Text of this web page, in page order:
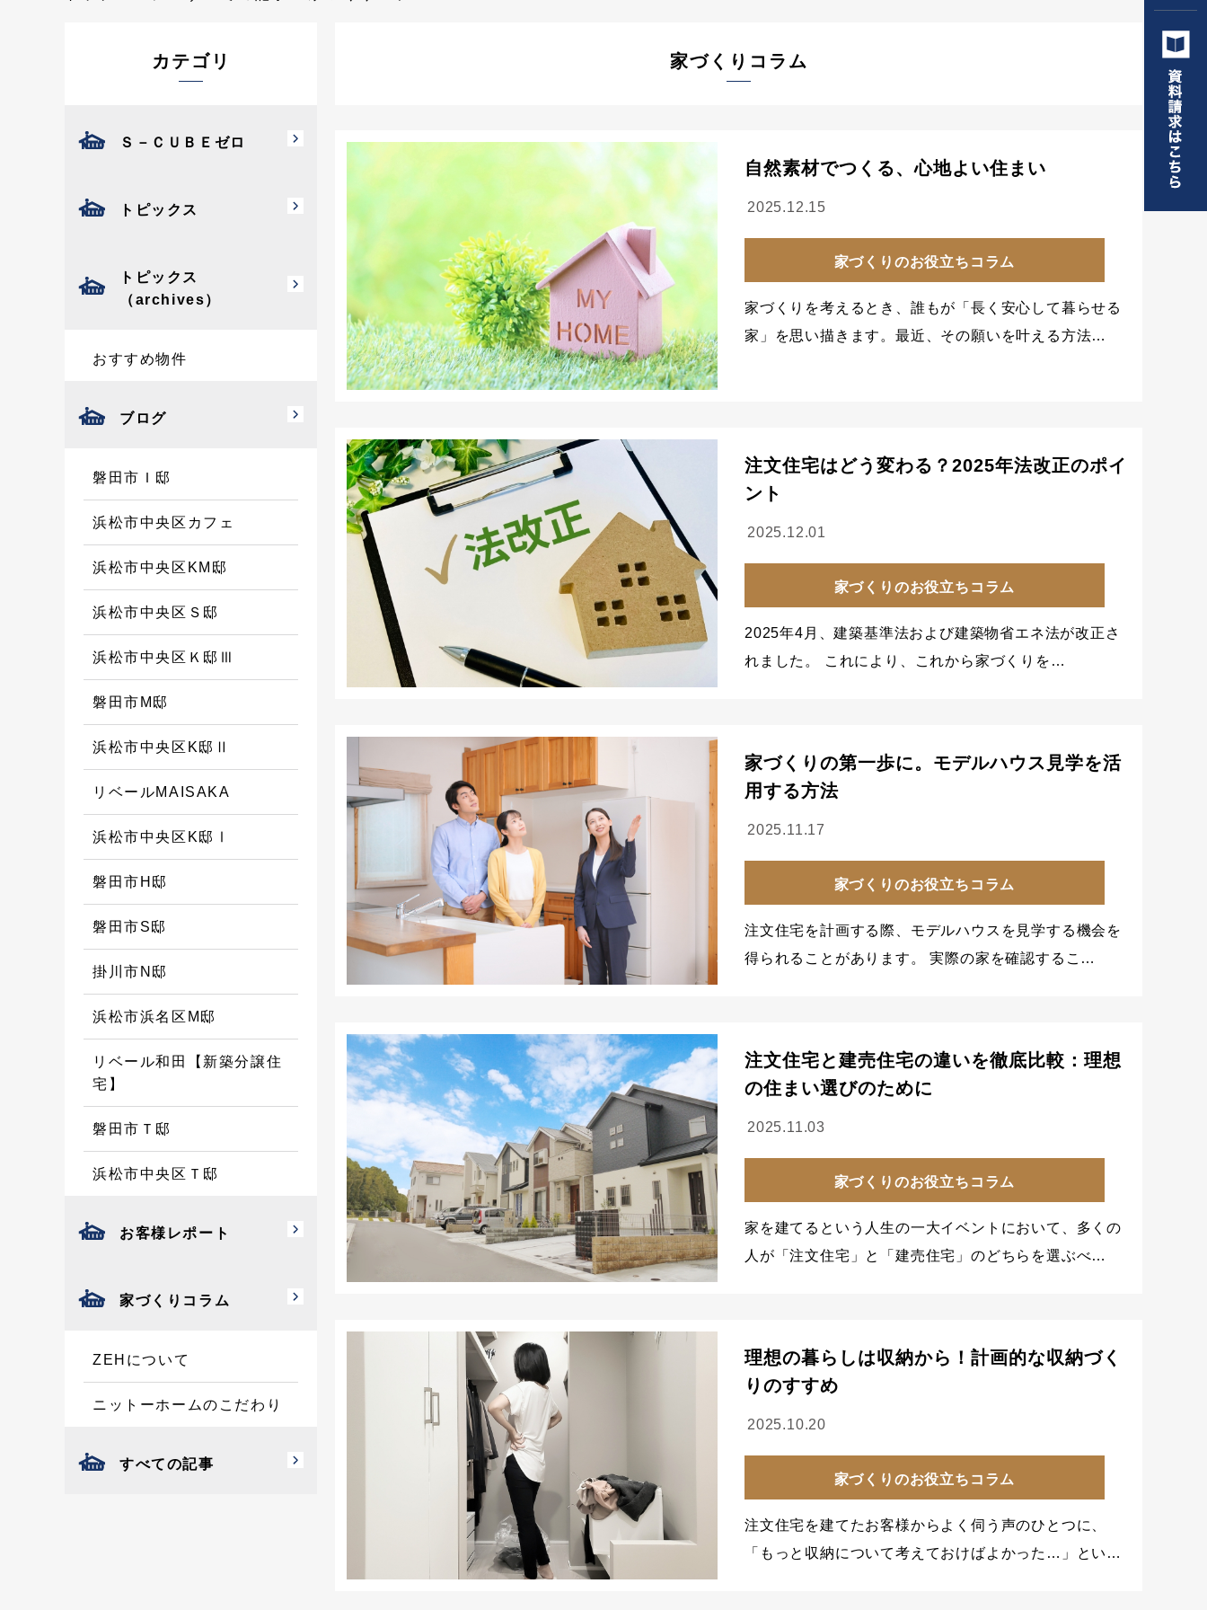
カテゴリ
Ｓ－ＣＵＢＥゼロ
トピックス
トピックス
（archives）
おすすめ物件
ブログ
磐田市Ｉ邸
浜松市中央区カフェ
浜松市中央区KM邸
浜松市中央区Ｓ邸
浜松市中央区Ｋ邸Ⅲ
磐田市M邸
浜松市中央区K邸Ⅱ
リベールMAISAKA
浜松市中央区K邸Ⅰ
磐田市H邸
磐田市S邸
掛川市N邸
浜松市浜名区M邸
リベール和田【新築分譲住
宅】
磐田市Ｔ邸
浜松市中央区Ｔ邸
お客様レポート
家づくりコラム
ZEHについて
ニットーホームのこだわり
すべての記事
家づくりコラム
自然素材でつくる、心地よい住まい
2025.12.15
家づくりのお役立ちコラム
家づくりを考えるとき、誰もが「長く安心して暮らせる
家」を思い描きます。最近、その願いを叶える方法…
注文住宅はどう変わる？2025年法改正のポイ
ント
2025.12.01
家づくりのお役立ちコラム
2025年4月、建築基準法および建築物省エネ法が改正さ
れました。 これにより、これから家づくりを…
家づくりの第一歩に。モデルハウス見学を活
用する方法
2025.11.17
家づくりのお役立ちコラム
注文住宅を計画する際、モデルハウスを見学する機会を
得られることがあります。 実際の家を確認するこ…
注文住宅と建売住宅の違いを徹底比較：理想
の住まい選びのために
2025.11.03
家づくりのお役立ちコラム
家を建てるという人生の一大イベントにおいて、多くの
人が「注文住宅」と「建売住宅」のどちらを選ぶべ…
理想の暮らしは収納から！計画的な収納づく
りのすすめ
2025.10.20
家づくりのお役立ちコラム
注文住宅を建てたお客様からよく伺う声のひとつに、
「もっと収納について考えておけばよかった…」とい…